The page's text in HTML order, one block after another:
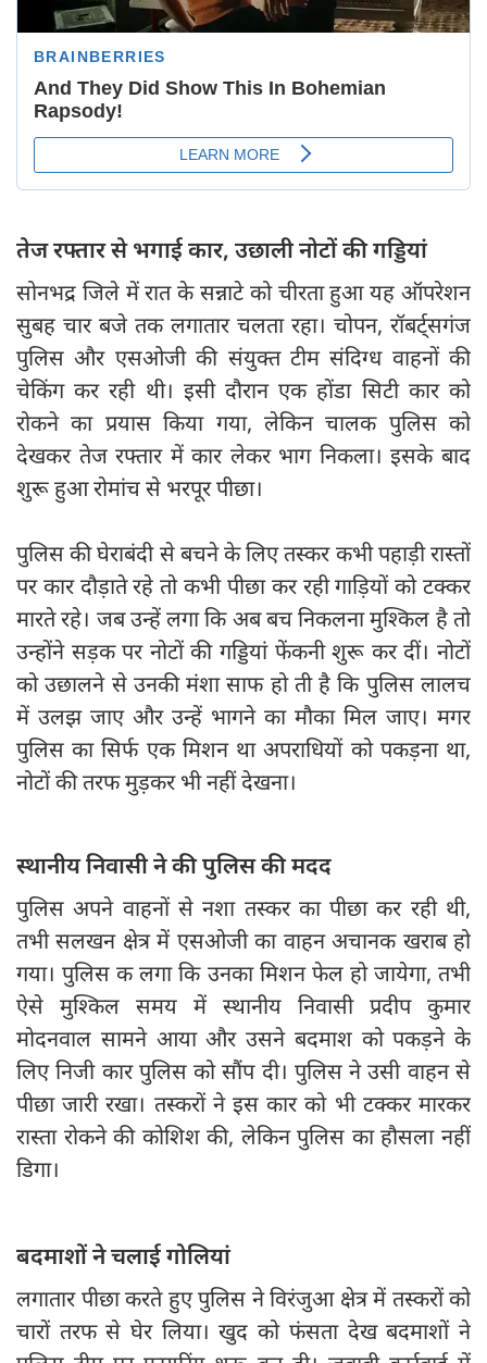
तेज रफ्तार से भगाई कार, उछाली नोटों की गड्डियां
सोनभद्र जिले में रात के सन्नाटे को चीरता हुआ यह ऑपरेशन
सुबह चार बजे तक लगातार चलता रहा। चोपन, रॉबर्ट्सगंज
पुलिस और एसओजी की संयुक्त टीम संदिग्ध वाहनों की
चेकिंग कर रही थी। इसी दौरान एक होंडा सिटी कार को
रोकने का प्रयास किया गया, लेकिन चालक पुलिस को
देखकर तेज रफ्तार में कार लेकर भाग निकला। इसके बाद
शुरू हुआ रोमांच से भरपूर पीछा।
पुलिस की घेराबंदी से बचने के लिए तस्कर कभी पहाड़ी रास्तों
पर कार दौड़ाते रहे तो कभी पीछा कर रही गाड़ियों को टक्कर
मारते रहे। जब उन्हें लगा कि अब बच निकलना मुश्किल है तो
उन्होंने सड़क पर नोटों की गड्डियां फेंकनी शुरू कर दीं। नोटों
को उछालने से उनकी मंशा साफ हो ती है कि पुलिस लालच
में उलझ जाए और उन्हें भागने का मौका मिल जाए। मगर
पुलिस का सिर्फ एक मिशन था अपराधियों को पकड़ना था,
नोटों की तरफ मुड़कर भी नहीं देखना।
स्थानीय निवासी ने की पुलिस की मदद
पुलिस अपने वाहनों से नशा तस्कर का पीछा कर रही थी,
तभी सलखन क्षेत्र में एसओजी का वाहन अचानक खराब हो
गया। पुलिस क लगा कि उनका मिशन फेल हो जायेगा, तभी
ऐसे मुश्किल समय में स्थानीय निवासी प्रदीप कुमार
मोदनवाल सामने आया और उसने बदमाश को पकड़ने के
लिए निजी कार पुलिस को सौंप दी। पुलिस ने उसी वाहन से
पीछा जारी रखा। तस्करों ने इस कार को भी टक्कर मारकर
रास्ता रोकने की कोशिश की, लेकिन पुलिस का हौसला नहीं
डिगा।
बदमाशों ने चलाई गोलियां
लगातार पीछा करते हुए पुलिस ने विरंजुआ क्षेत्र में तस्करों को
चारों तरफ से घेर लिया। खुद को फंसता देख बदमाशों ने